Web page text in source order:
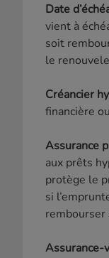
Date
vient à
soit
le
Créancier
financière
Assurance
aux prêts
protège le
si
rembourser
Assurance-